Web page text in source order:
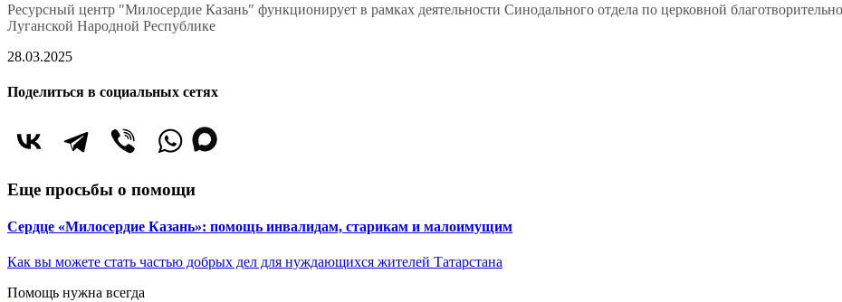
Ресурсный центр "Милосердие Казань" функционирует в рамках деятельности Синодального отдела по церковной
Луганской Народной Республике
28.03.2025
Поделиться в социальных сетях
Еще просьбы о помощи
Сердце «Милосердие Казань»: помощь инвалидам, старикам и малоимущим
Как вы можете стать частью добрых дел для нуждающихся жителей Татарстана
Помощь нужна всегда